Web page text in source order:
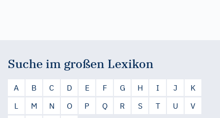
Suche im großen Lexikon
A B C D E F G H I J
K
L
M N O P Q R S T U
V